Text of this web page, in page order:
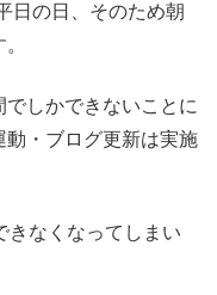
日の日、そのため朝
しかできないことに
・ブログ更新は実施
きなくなってしまい